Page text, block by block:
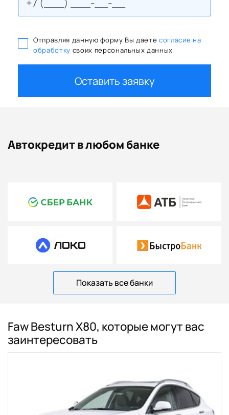
Отправляя данную форму Вы даете согласие на
обработку своих персональных данных
Оставить заявку
Автокредит в любом банке
Показать все банки
Faw Besturn X80, которые могут вас
заинтересовать